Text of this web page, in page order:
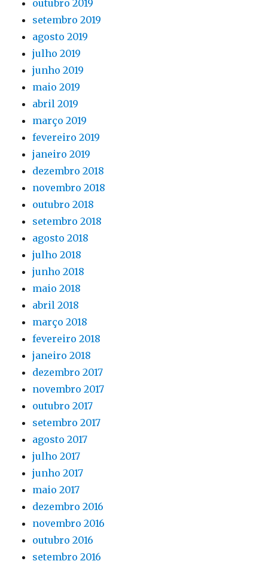
outubro 2019
setembro 2019
agosto 2019
julho 2019
junho 2019
maio 2019
abril 2019
março 2019
fevereiro 2019
janeiro 2019
dezembro 2018
novembro 2018
outubro 2018
setembro 2018
agosto 2018
julho 2018
junho 2018
maio 2018
abril 2018
março 2018
fevereiro 2018
janeiro 2018
dezembro 2017
novembro 2017
outubro 2017
setembro 2017
agosto 2017
julho 2017
junho 2017
maio 2017
dezembro 2016
novembro 2016
outubro 2016
setembro 2016